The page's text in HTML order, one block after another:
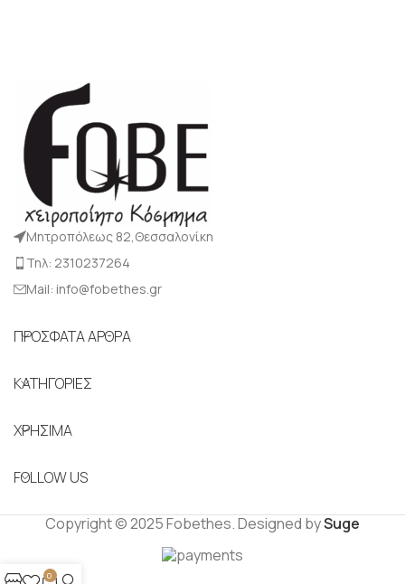
Μητροπόλεως 82,Θεσσαλονίκη
Τηλ: 2310237264
Mail: info@fobethes.gr
ΠΡΟΣΦΑΤΑ ΑΡΘΡΑ
ΚΑΤΗΓΟΡΙΕΣ
ΧΡΗΣΙΜΑ
FOLLOW US
Copyright © 2025 Fobethes. Designed bySuge
0